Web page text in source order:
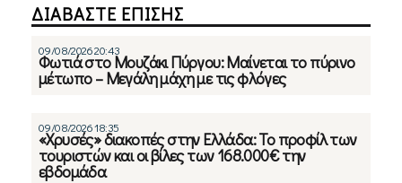
ΔΙΑΒΑΣΤΕ ΕΠΙΣΗΣ
09/08/2026 20:43
Φωτιά στο Μουζάκι Πύργου: Μαίνεται το πύρινο
μέτωπο – Μεγάλη μάχη με τις φλόγες
09/08/2026 18:35
«Χρυσές» διακοπές στην Ελλάδα: Το προφίλ των
τουριστών και οι βίλες των 168.000€ την
εβδομάδα